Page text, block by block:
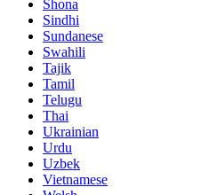
Shona
Sindhi
Sundanese
Swahili
Tajik
Tamil
Telugu
Thai
Ukrainian
Urdu
Uzbek
Vietnamese